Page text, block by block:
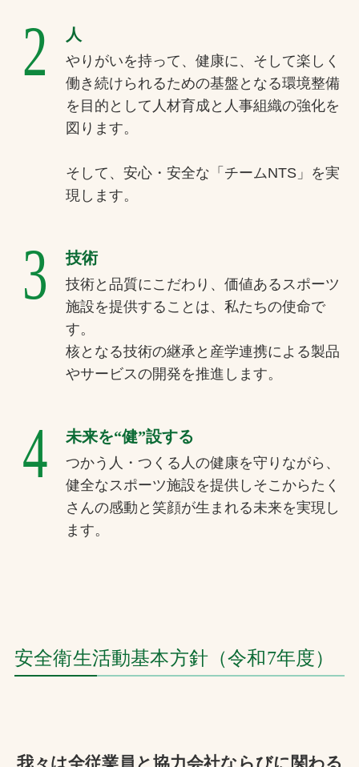
2 人
やりがいを持って、健康に、そして楽しく
働き続けられるための基盤となる環境整備
を目的として人材育成と人事組織の強化を
図ります。
そして、安心・安全な「チームNTS」を実
現します。
3 技術
技術と品質にこだわり、価値あるスポーツ
施設を提供することは、私たちの使命で
す。
核となる技術の継承と産学連携による製品
やサービスの開発を推進します。
4 未来を“健”設する
つかう人・つくる人の健康を守りながら、
健全なスポーツ施設を提供しそこからたく
さんの感動と笑顔が生まれる未来を実現し
ます。
安全衛生活動基本方針（令和7年度）
我々は全従業員と協力会社ならびに関わる